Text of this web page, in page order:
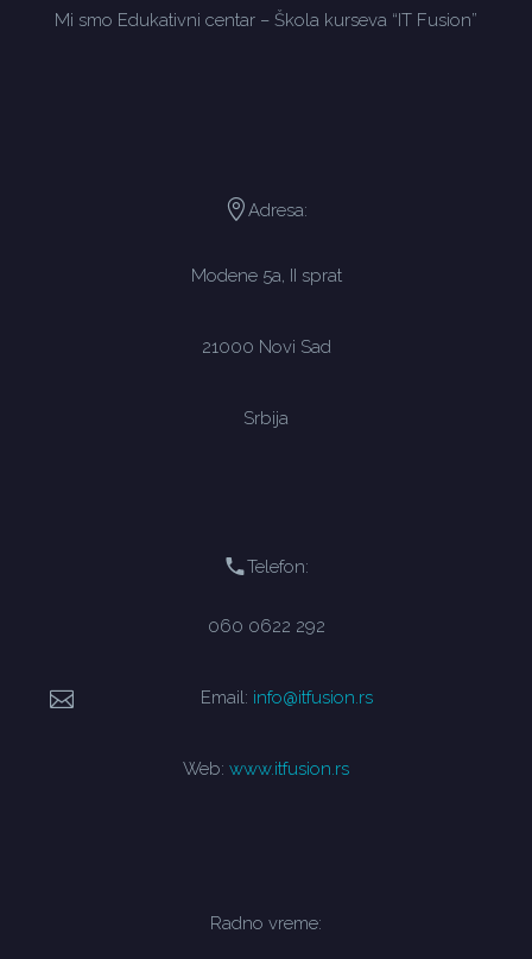
Mi smo Edukativni centar – Škola kurseva “IT Fusion”
Adresa:
Modene 5a, II sprat
21000 Novi Sad
Srbija
Telefon:
060 0622 292
Email: info@itfusion.rs
Web: www.itfusion.rs
Radno vreme: